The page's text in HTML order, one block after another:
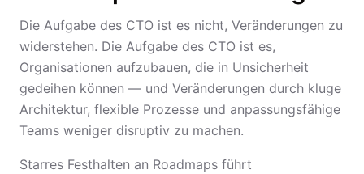
Die Aufgabe des CTO ist es nicht, Veränderungen zu
widerstehen. Die Aufgabe des CTO ist es,
Organisationen aufzubauen, die in Unsicherheit
gedeihen können — und Veränderungen durch kluge
Architektur, flexible Prozesse und anpassungsfähige
Teams weniger disruptiv zu machen.
Starres Festhalten an Roadmaps führt